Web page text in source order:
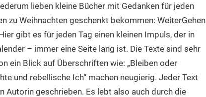
lieben kleine Bücher mit Gedanken für jeden
zu Weihnachten geschenkt bekommen: WeiterGehen
gibt es für jeden Tag einen kleinen Impuls, der in
– immer eine Seite lang ist. Die Texte sind sehr
ein Blick auf Überschriften wie: „Bleiben oder
und rebellische Ich“ machen neugierig. Jeder Text
Autorin geschrieben. Es lebt also auch durch die